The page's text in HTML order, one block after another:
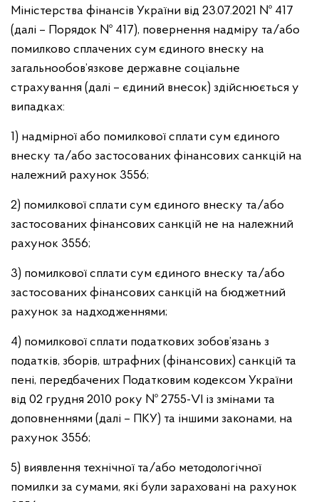
Міністерства фінансів України від 23.07.2021 № 417
(далі – Порядок № 417), повернення надміру та/або
помилково сплачених сум єдиного внеску на
загальнообов’язкове державне соціальне
страхування (далі – єдиний внесок) здійснюється у
випадках:
1) надмірної або помилкової сплати сум єдиного
внеску та/або застосованих фінансових санкцій на
належний рахунок 3556;
2) помилкової сплати сум єдиного внеску та/або
застосованих фінансових санкцій не на належний
рахунок 3556;
3) помилкової сплати сум єдиного внеску та/або
застосованих фінансових санкцій на бюджетний
рахунок за надходженнями;
4) помилкової сплати податкових зобов’язань з
податків, зборів, штрафних (фінансових) санкцій та
пені, передбачених Податковим кодексом України
від 02 грудня 2010 року № 2755-VI із змінами та
доповненнями (далі – ПКУ) та іншими законами, на
рахунок 3556;
5) виявлення технічної та/або методологічної
помилки за сумами, які були зараховані на рахунок